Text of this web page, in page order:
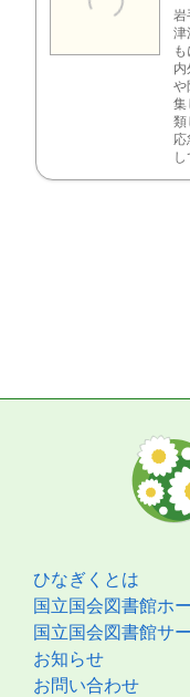
岩
津
内
や
集
類
し
ひなぎくとは
国立国会図書館ホ
国立国会図書館サ
お知らせ
お問い合わせ